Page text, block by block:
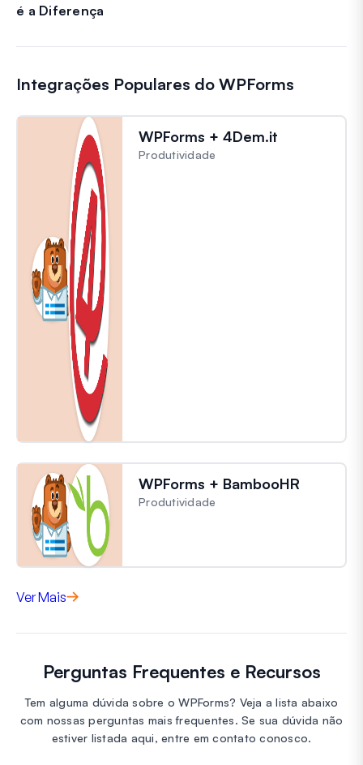
é a Diferença
Integrações Populares do WPForms
WPForms + 4Dem.it
Produtividade
WPForms + BambooHR
Produtividade
Ver Mais
Perguntas Frequentes e Recursos
Tem alguma dúvida sobre o WPForms? Veja a lista abaixo
com nossas perguntas mais frequentes. Se sua dúvida não
estiver listada aqui, entre em contato conosco.